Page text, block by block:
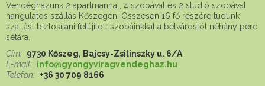
Vendégházunk 2 apartmannal, 4 szobával és 2 stúdió szobával
hangulatos szállás Kőszegen. Összesen 16 fő részére tudunk
szállást biztosítani felújított szobáinkkal a belvárostól néhány perc
sétára.
Cím:
9730 Kőszeg, Bajcsy-Zsilinszky u. 6/A
E-mail:
info@gyongyviragvendeghaz.hu
Telefon:
+36 30 709 8166